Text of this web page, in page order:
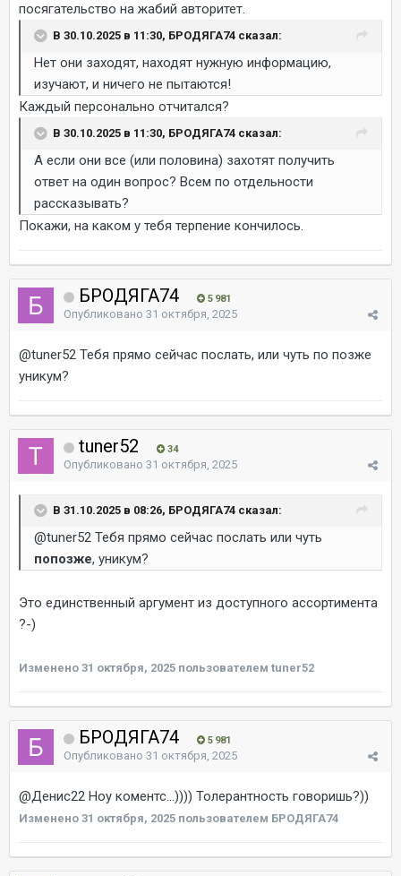
посягательство на жабий авторитет.
В 30.10.2025 в 11:30, БРОДЯГА74 сказал:
Нет они заходят, находят нужную информацию,
изучают, и ничего не пытаются!
Каждый персонально отчитался?
В 30.10.2025 в 11:30, БРОДЯГА74 сказал:
А если они все (или половина) захотят получить
ответ на один вопрос? Всем по отдельности
рассказывать?
Покажи, на каком у тебя терпение кончилось.
БРОДЯГА74 5 981
Опубликовано 31 октября, 2025
@tuner52 Тебя прямо сейчас послать, или чуть по позже
уникум?
tuner52 34
Опубликовано 31 октября, 2025
В 31.10.2025 в 08:26, БРОДЯГА74 сказал:
@tuner52 Тебя прямо сейчас послать или чуть
попозже, уникум?
Это единственный аргумент из доступного ассортимента
?-)
Изменено 31 октября, 2025 пользователем tuner52
БРОДЯГА74 5 981
Опубликовано 31 октября, 2025
@Денис22 Ноу коментс...)))) Толерантность говоришь?))
Изменено 31 октября, 2025 пользователем БРОДЯГА74